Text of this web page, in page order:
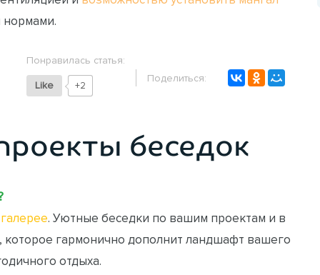
Понравилась статья:
Like +2
Поделиться:
беседок
. Уютные беседки по вашим проектам и в
гармонично дополнит ландшафт вашего
отдыха.